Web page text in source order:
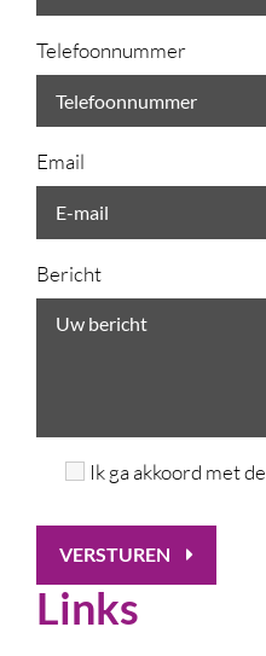
Telefoonnummer
Email
Bericht
Ik ga akkoord met de
VERSTUREN
Links